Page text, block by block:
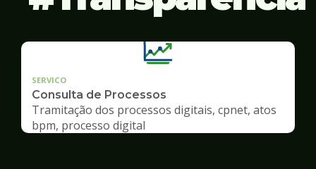
SERVICO
Consulta de Processos
Tramitação dos processos digitais, cpnet, atos
bpm, processo digital